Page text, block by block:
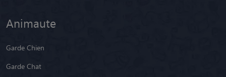
Animaute
Garde Chien
Garde Chat